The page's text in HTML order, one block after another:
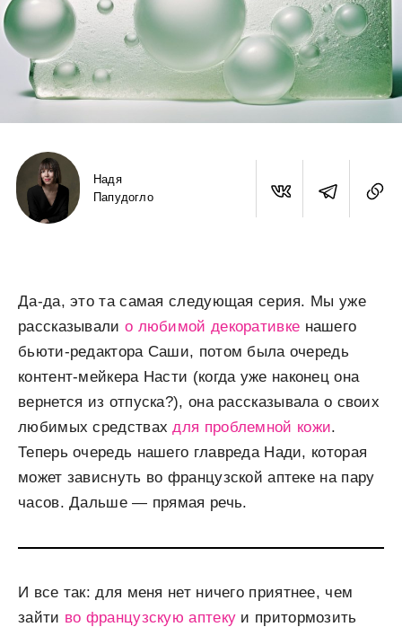
Надя
Папудогло
Да-да, это та самая следующая серия. Мы уже
рассказывали о любимой декоративке нашего
бьюти-редактора Саши, потом была очередь
контент-мейкера Насти (когда уже наконец она
вернется из отпуска?), она рассказывала о своих
любимых средствахдля проблемной кожи.
Теперь очередь нашего главреда Нади, которая
может зависнуть во французской аптеке на пару
часов. Дальше — прямая речь.
И все так: для меня нет ничего приятнее, чем
зайти во французскую аптеку и притормозить